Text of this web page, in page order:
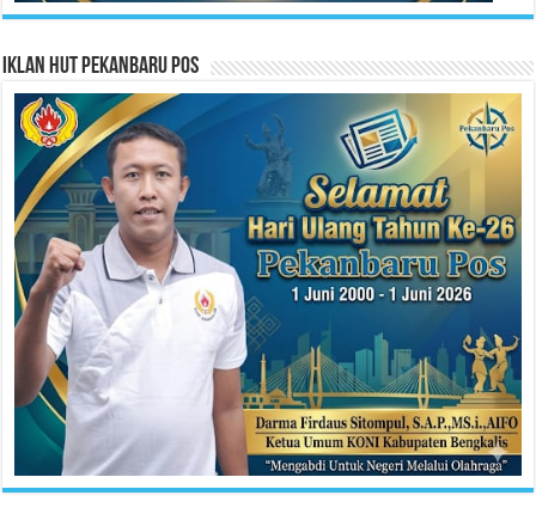
Iklan HUT Pekanbaru Pos